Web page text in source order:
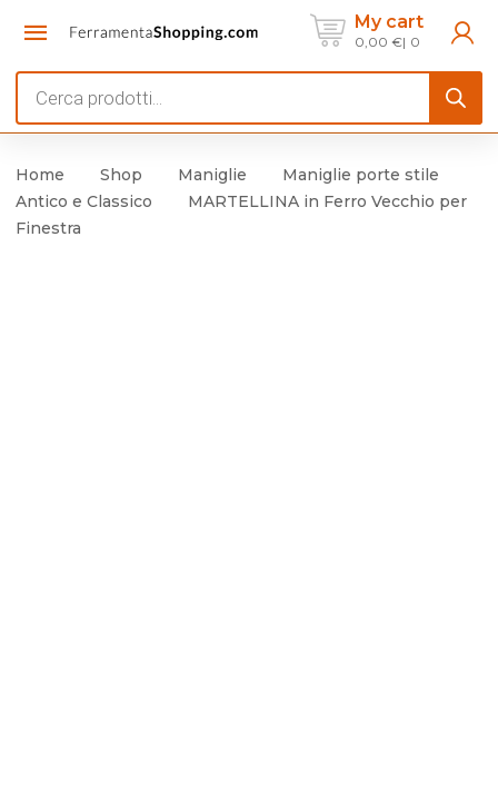
My cart
0,00 € 0
search
Home Shop Maniglie
Maniglie porte stile
Antico e Classico
MARTELLINA in Ferro Vecchio per
Finestra